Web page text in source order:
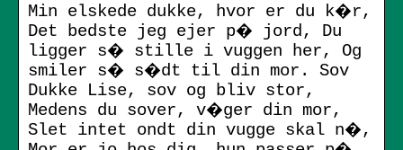
Min elskede dukke, hvor er du k�r,
Det bedste jeg ejer p� jord, Du
ligger s� stille i vuggen her, Og
smiler s� s�dt til din mor. Sov
Dukke Lise, sov og bliv stor,
Medens du sover, v�ger din mor,
Slet intet ondt din vugge skal n�,